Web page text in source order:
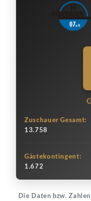
Zuschauer Gesamt:
13.758
Gästekontingent:
1.672
Die Daten bzw.